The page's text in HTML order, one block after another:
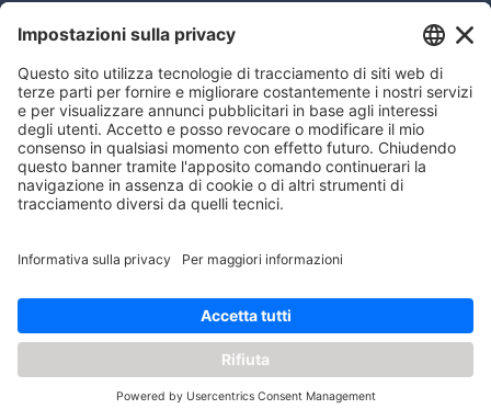
CONTATTI
Edi.Ermes srl
Viale E. Forlanini, 21 - 20134, Milano
(+39)027021121
E-mail:eeinfo@eenet.it
ORARI
Lunedì — Giovedì: - 08:30 - 13:00 – 14:00 - 17:30
Venerdì: - 08:30 - 13:00 – 14:00 - 16:00
offrirti la migliore navigazione
OK